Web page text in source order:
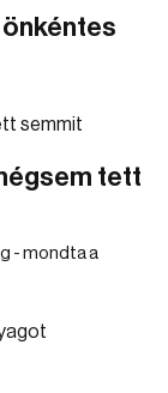
önkéntes
tett
- mondta a